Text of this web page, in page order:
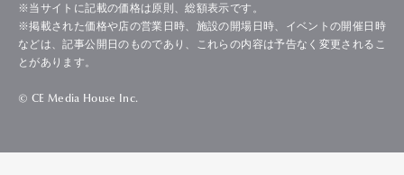
※当サイトに記載の価格は原則、総額表示です。
※掲載された価格や店の営業日時、施設の開場日時、イベントの開催日時
などは、記事公開日のものであり、これらの内容は予告なく変更されるこ
とがあります。
© CE Media House Inc.